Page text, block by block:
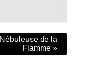
Nébuleuse de la
Flamme »